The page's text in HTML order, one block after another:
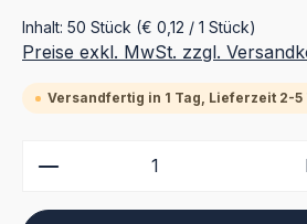
Inhalt: 50 Stück (€ 0,12 / 1 Stück)
Preise exkl. MwSt. zzgl.
Versandfertig in 1 Tag, Lieferzeit 2-5
Produkt Anzahl: Gib den